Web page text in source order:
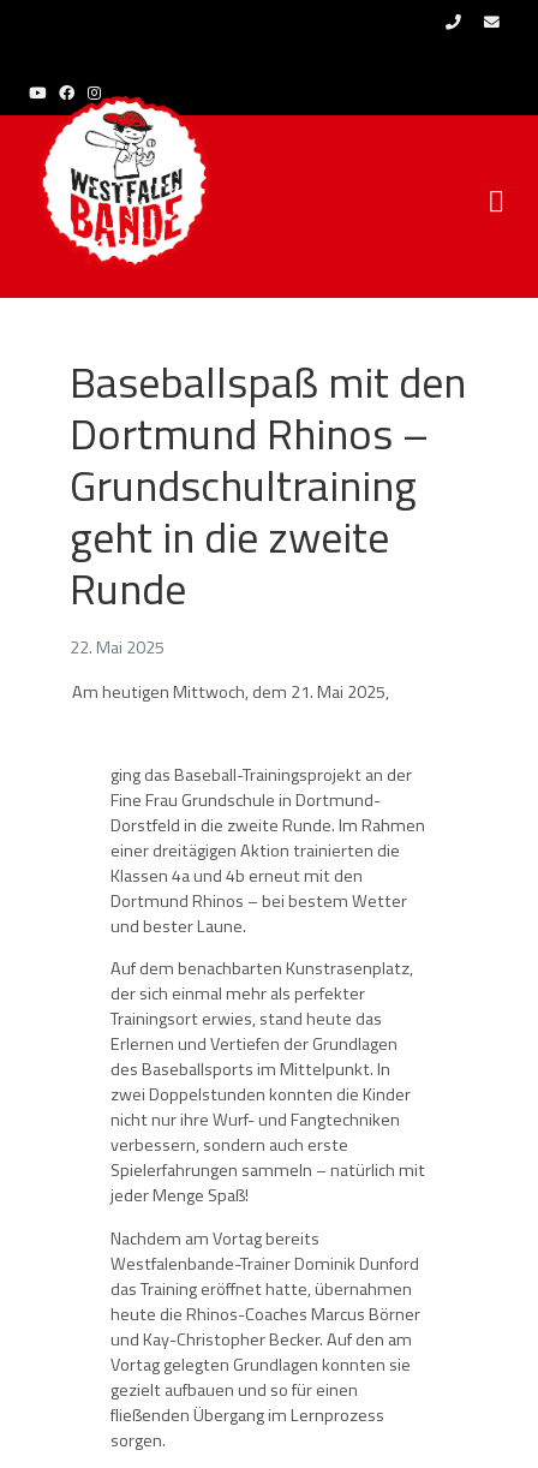
Baseballspaß mit den
Dortmund Rhinos –
Grundschultraining
geht in die zweite
Runde
22. Mai 2025
Am heutigen Mittwoch, dem 21. Mai 2025,
ging das Baseball-Trainingsprojekt an der
Fine Frau Grundschule in Dortmund-
Dorstfeld in die zweite Runde. Im Rahmen
einer dreitägigen Aktion trainierten die
Klassen 4a und 4b erneut mit den
Dortmund Rhinos – bei bestem Wetter
und bester Laune.
Auf dem benachbarten Kunstrasenplatz,
der sich einmal mehr als perfekter
Trainingsort erwies, stand heute das
Erlernen und Vertiefen der Grundlagen
des Baseballsports im Mittelpunkt. In
zwei Doppelstunden konnten die Kinder
nicht nur ihre Wurf- und Fangtechniken
verbessern, sondern auch erste
Spielerfahrungen sammeln – natürlich mit
jeder Menge Spaß!
Nachdem am Vortag bereits
Westfalenbande-Trainer Dominik Dunford
das Training eröffnet hatte, übernahmen
heute die Rhinos-Coaches Marcus Börner
und Kay-Christopher Becker. Auf den am
Vortag gelegten Grundlagen konnten sie
gezielt aufbauen und so für einen
fließenden Übergang im Lernprozess
sorgen.